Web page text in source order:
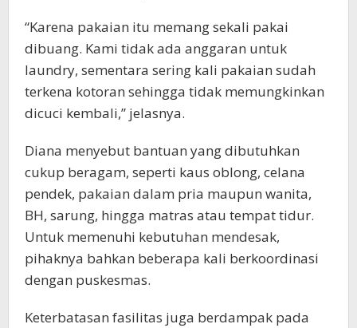
“Karena pakaian itu memang sekali pakai
dibuang. Kami tidak ada anggaran untuk
laundry, sementara sering kali pakaian sudah
terkena kotoran sehingga tidak memungkinkan
dicuci kembali,” jelasnya.
Diana menyebut bantuan yang dibutuhkan
cukup beragam, seperti kaus oblong, celana
pendek, pakaian dalam pria maupun wanita,
BH, sarung, hingga matras atau tempat tidur.
Untuk memenuhi kebutuhan mendesak,
pihaknya bahkan beberapa kali berkoordinasi
dengan puskesmas.
Keterbatasan fasilitas juga berdampak pada